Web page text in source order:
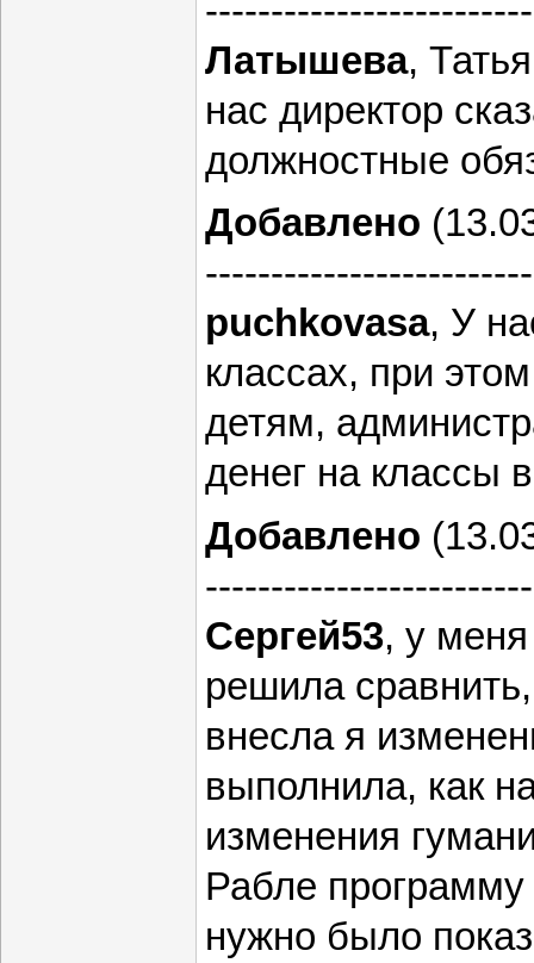
Латышева,
нас директор
должностные
Добавлено
puchkovasa, У
классах, при
детям,
денег на классы
Добавлено
Сергей53, у
решила
внесла я
выполнила, как
изменения
Рабле
нужно было